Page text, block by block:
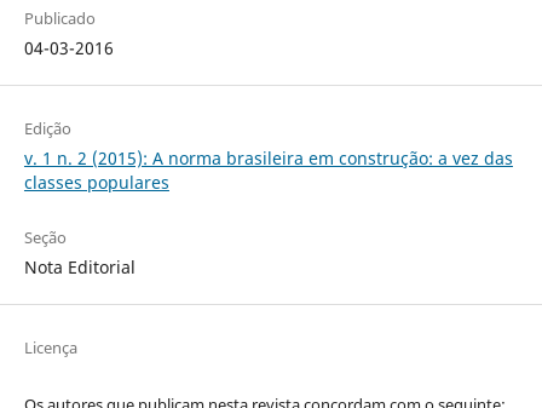
Publicado
04-03-2016
Edição
v. 1 n. 2 (2015): A norma brasileira em construção: a vez das
classes populares
Seção
Nota Editorial
Licença